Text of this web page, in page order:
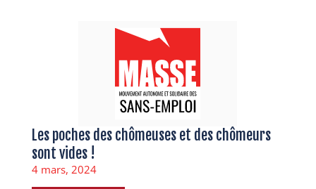
Les poches des chômeuses et des chômeurs
sont vides !
4 mars, 2024